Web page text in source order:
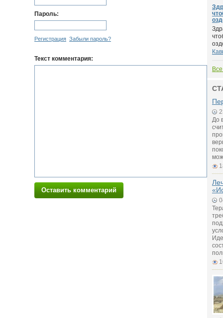
Пароль:
Регистрация Забыли пароль?
Текст комментария:
Оставить комментарий
До